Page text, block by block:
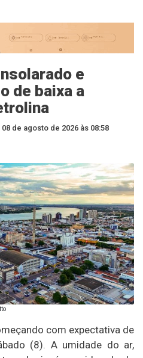
e
de baixa a
08 de agosto de 2026 às 08:58
com expectativa de
(8). A umidade do ar,